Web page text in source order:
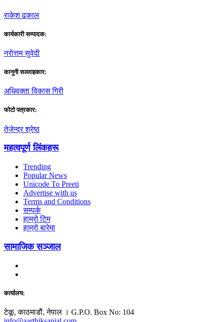
राकेश ढकाल
कार्यकारी सम्पादक:
नराेत्तम सुवेदी
कानुनी सल्लाहकार:
अधिवक्ता विकास गिरी
फाेटाे पत्रकार:
तेजेन्द्र श्रेष्ठ
महत्वपूर्ण लिंकहरू
Trending
Popular News
Unicode To Preeti
Advertise with us
Terms and Conditions
सम्पर्क
हाम्रो टिम
हाम्रो बारेमा
सामाजिक सञ्जाल
कार्यालय:
टेकू, काठमाडाैं, नेपाल । G.P.O. Box No: 104